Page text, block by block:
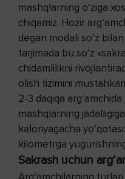
mashqlarning o‘ziga
chiqamiz. Hozir
degan modali so‘z
tarjimada bu so‘z
chidamlilikni
olish tizimini
2-3 daqiqa
mashqlarning
kaloriyagacha
kilometrga
Sakrash uchun